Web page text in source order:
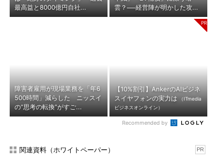
最高益と8000億円自社...
雲？──経営陣が明かした攻...
障害者雇用が現場業務を「年6
500時間」減らした ニッスイ
の“思考の転換”がすご...
【10%割引】AnkerのAIビジネ
スイヤフォンの実力は
（ITmedia
ビジネスオンライン）
Recommended by
関連資料（ホワイトペーパー） PR